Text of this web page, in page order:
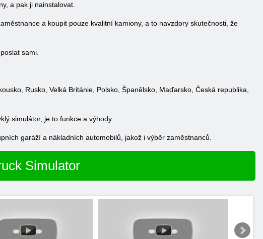
a pak ji nainstalovat.
a koupit pouze kvalitní kamiony, a to navzdory skutečnosti, že
sami.
Rusko, Velká Británie, Polsko, Španělsko, Maďarsko, Česká republika,
simulátor, je to funkce a výhody.
garáží a nákladních automobilů, jakož i výběr zaměstnanců.
Simulator